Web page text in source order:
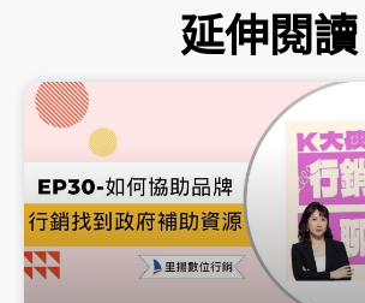
延伸閱讀
面
頁
面
頁
面